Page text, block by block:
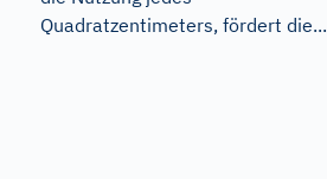
Quadratzentimeters, fördert die...